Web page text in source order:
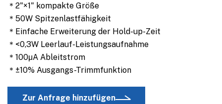
＊2"×1" kompakte Größe
＊50W Spitzenlastfähigkeit
＊Einfache Erweiterung der Hold-up-Zeit
＊<0,3W Leerlauf-Leistungsaufnahme
＊100μA Ableitstrom
＊±10% Ausgangs-Trimmfunktion
Zur Anfrage hinzufügen